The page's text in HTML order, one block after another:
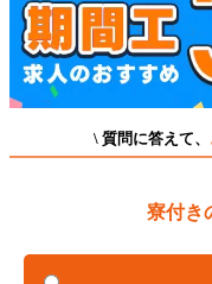
\ 質問に答えて、
寮付き